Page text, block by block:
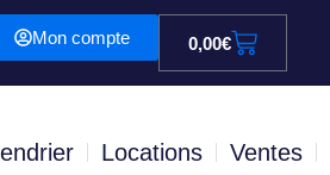
Mon compte 0,00€
Locations Ventes